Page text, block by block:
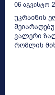
06 Აგვისტო
უკრაინის
ვალერი
რომლის